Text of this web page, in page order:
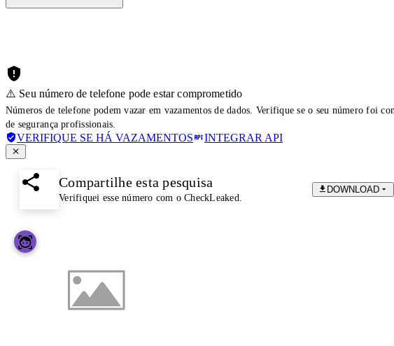
⚠️ Seu número de telefone pode estar comprometido
Números de telefone podem vazar em vazamentos de dados. Verifique se o seu número foi
de segurança profissionais.
VERIFIQUE SE HÁ VAZAMENTOS INTEGRAR API
Compartilhe esta pesquisa
Verifiquei esse número com o CheckLeaked.
DOWNLOAD